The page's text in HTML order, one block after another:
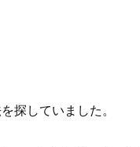
探していました。